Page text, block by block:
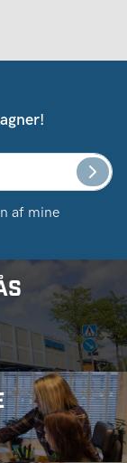
af ​​mine